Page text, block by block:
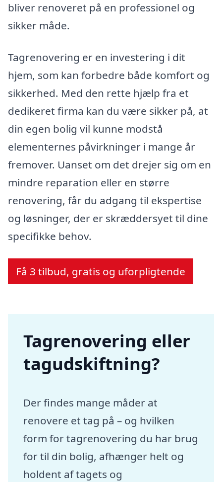
bliver renoveret på en professionel og
sikker måde.
Tagrenovering er en investering i dit
hjem, som kan forbedre både komfort og
sikkerhed. Med den rette hjælp fra et
dedikeret firma kan du være sikker på, at
din egen bolig vil kunne modstå
elementernes påvirkninger i mange år
fremover. Uanset om det drejer sig om en
mindre reparation eller en større
renovering, får du adgang til ekspertise
og løsninger, der er skræddersyet til dine
specifikke behov.
Få 3 tilbud, gratis og uforpligtende
Tagrenovering eller
tagudskiftning?
Der findes mange måder at
renovere et tag på – og hvilken
form for tagrenovering du har brug
for til din bolig, afhænger helt og
holdent af tagets og